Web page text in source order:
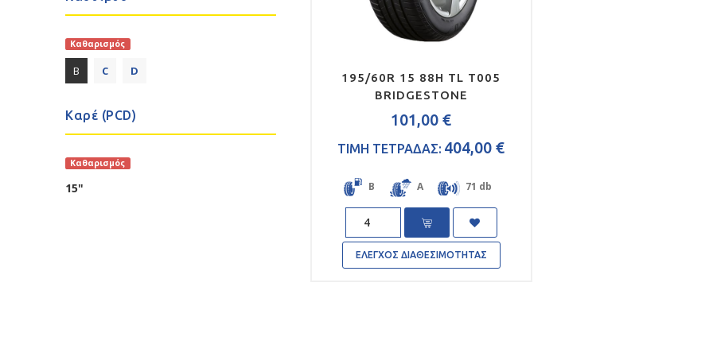
Καθαρισμός
B C D
Καρέ (PCD)
Καθαρισμός
15"
195/60R 15 88H TL T005
BRIDGESTONE
101,00 €
ΤΙΜΗ ΤΕΤΡΑΔΑΣ: 404,00 €
B A 71 db
Quantity
ΕΛΕΓΧΟΣ ΔΙΑΘΕΣΙΜΟΤΗΤΑΣ